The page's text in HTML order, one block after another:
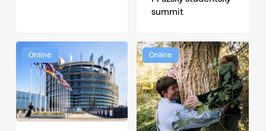
summit
Online Online